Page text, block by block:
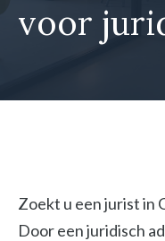
voor
Zoekt u een jurist in
Door een juridisch